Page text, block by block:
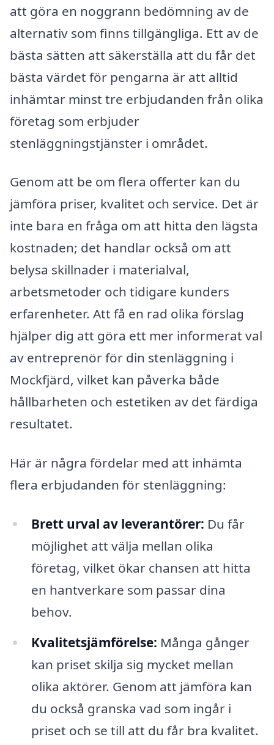
att göra en noggrann bedömning av de
alternativ som finns tillgängliga. Ett av de
bästa sätten att säkerställa att du får det
bästa värdet för pengarna är att alltid
inhämtar minst tre erbjudanden från olika
företag som erbjuder
stenläggningstjänster i området.
Genom att be om flera offerter kan du
jämföra priser, kvalitet och service. Det är
inte bara en fråga om att hitta den lägsta
kostnaden; det handlar också om att
belysa skillnader i materialval,
arbetsmetoder och tidigare kunders
erfarenheter. Att få en rad olika förslag
hjälper dig att göra ett mer informerat val
av entreprenör för din stenläggning i
Mockfjärd, vilket kan påverka både
hållbarheten och estetiken av det färdiga
resultatet.
Här är några fördelar med att inhämta
flera erbjudanden för stenläggning:
Brett urval av leverantörer: Du får
möjlighet att välja mellan olika
företag, vilket ökar chansen att hitta
en hantverkare som passar dina
behov.
Kvalitetsjämförelse: Många gånger
kan priset skilja sig mycket mellan
olika aktörer. Genom att jämföra kan
du också granska vad som ingår i
priset och se till att du får bra kvalitet.